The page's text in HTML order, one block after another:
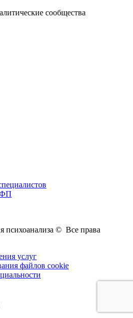
сообщества
психоанализа © Все права
услуг
файлов cookie